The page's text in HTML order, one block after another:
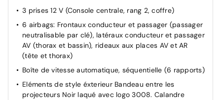
3 prises 12 V (Console centrale, rang 2, coffre)
6 airbags: Frontaux conducteur et passager (passager
neutralisable par clé), latéraux conducteur et passager
AV (thorax et bassin), rideaux aux places AV et AR
(tête et thorax)
Boîte de vitesse automatique, séquentielle (6 rapports)
Eléments de style éxterieur Bandeau entre les
projecteurs Noir laqué avec logo 3008. Calandre